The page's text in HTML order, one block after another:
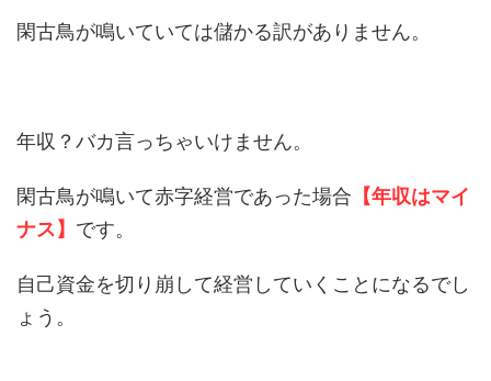
閑古鳥が鳴いていては儲かる訳がありません。
年収？バカ言っちゃいけません。
閑古鳥が鳴いて赤字経営であった場合 【年収はマイ
ナス】 です。
自己資金を切り崩して経営していくことになるでし
ょう。